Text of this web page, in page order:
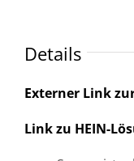
Details
Externer Link
Link zu HEIN-